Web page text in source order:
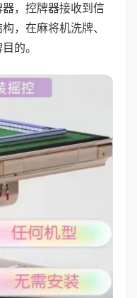
，控牌器接收到信
，在麻将机洗牌、
的。